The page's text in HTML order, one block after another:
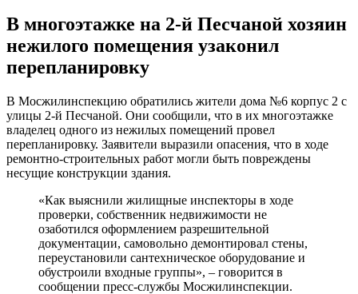
В многоэтажке на 2-й Песчаной хозяин
нежилого помещения узаконил
перепланировку
В Мосжилинспекцию обратились жители дома №6 корпус 2 с
улицы 2-й Песчаной. Они сообщили, что в их многоэтажке
владелец одного из нежилых помещений провел
перепланировку. Заявители выразили опасения, что в ходе
ремонтно-строительных работ могли быть повреждены
несущие конструкции здания.
«Как выяснили жилищные инспекторы в ходе
проверки, собственник недвижимости не
озаботился оформлением разрешительной
документации, самовольно демонтировал стены,
переустановили сантехническое оборудование и
обустроили входные группы», – говорится в
сообщении пресс-службы Мосжилинспекции.